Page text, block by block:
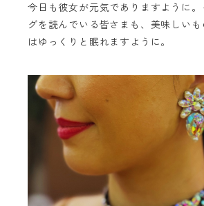
今日も彼女が元気でありますように。
グを読んでいる皆さまも、美味しい
はゆっくりと眠れますように。